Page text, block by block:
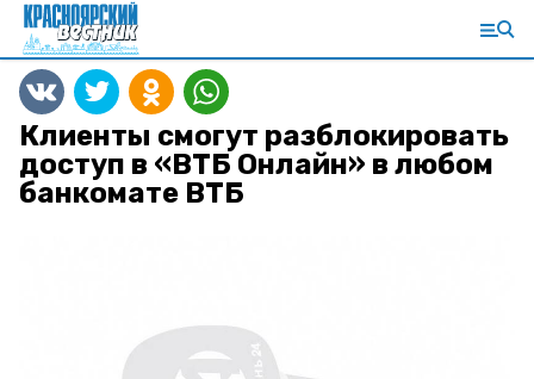
Клиенты смогут разблокировать
доступ в «ВТБ Онлайн» в любом
банкомате ВТБ